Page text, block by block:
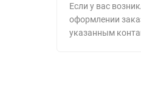
Если у вас
оформлении
указанным